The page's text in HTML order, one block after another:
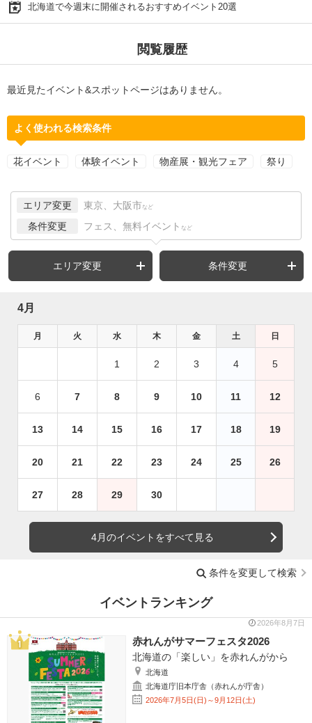
北海道で今週末に開催されるおすすめイベント20選
閲覧履歴
最近見たイベント&スポットページはありません。
よく使われる検索条件
花イベント 体験イベント 物産展・観光フェア 祭り
エリア変更 東京、大阪市 など
条件変更 フェス、無料イベント など
エリア変更 条件変更
4月
月 火 水 木 金 土 日
1 2 3 4 5
6 7 8 9 10 11 12
13 14 15 16 17 18 19
20 21 22 23 24 25 26
27 28 29 30
4月のイベントをすべて見る
条件を変更して検索
イベントランキング
2026年8月7日
赤れんがサマーフェスタ2026
北海道の「楽しい」を赤れんがから
北海道
北海道庁旧本庁舎（赤れんが庁舎）
2026年7月5日(日)～9月12日(土)